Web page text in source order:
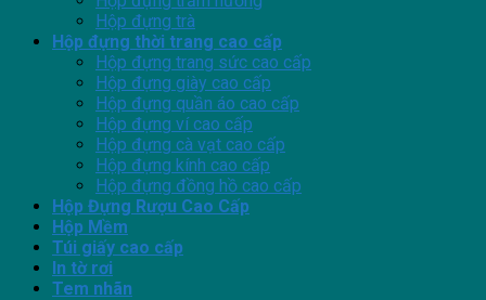
Hộp đựng trà
Hộp đựng thời trang cao cấp
Hộp đựng trang sức cao cấp
Hộp đựng giày cao cấp
Hộp đựng quần áo cao cấp
Hộp đựng ví cao cấp
Hộp đựng cà vạt cao cấp
Hộp đựng kính cao cấp
Hộp đựng đồng hồ cao cấp
Hộp Đựng Rượu Cao Cấp
Hộp Mềm
Túi giấy cao cấp
In tờ rơi
Tem nhãn